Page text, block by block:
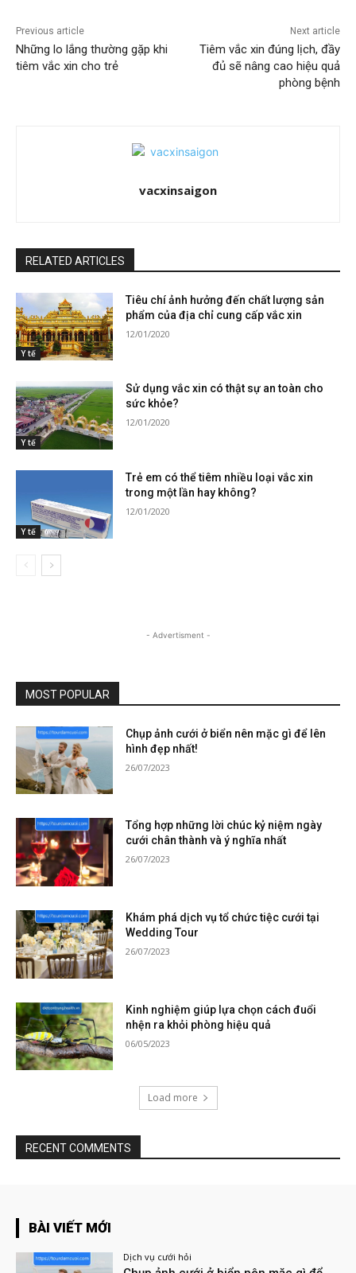
Previous article
Những lo lắng thường gặp khi
tiêm vắc xin cho trẻ
Next article
Tiêm vắc xin đúng lịch, đầy
đủ sẽ nâng cao hiệu quả
phòng bệnh
vacxinsaigon
RELATED ARTICLES
Y tế
Tiêu chí ảnh hưởng đến chất lượng sản
phẩm của địa chỉ cung cấp vắc xin
12/01/2020
Y tế
Sử dụng vắc xin có thật sự an toàn cho
sức khỏe?
12/01/2020
Y tế
Trẻ em có thể tiêm nhiều loại vắc xin
trong một lần hay không?
12/01/2020
- Advertisment -
MOST POPULAR
Chụp ảnh cưới ở biển nên mặc gì để lên
hình đẹp nhất!
26/07/2023
Tổng hợp những lời chúc kỷ niệm ngày
cưới chân thành và ý nghĩa nhất
26/07/2023
Khám phá dịch vụ tổ chức tiệc cưới tại
Wedding Tour
26/07/2023
Kinh nghiệm giúp lựa chọn cách đuổi
nhện ra khỏi phòng hiệu quả
06/05/2023
Load more
RECENT COMMENTS
BÀI VIẾT MỚI
Dịch vụ cưới hỏi